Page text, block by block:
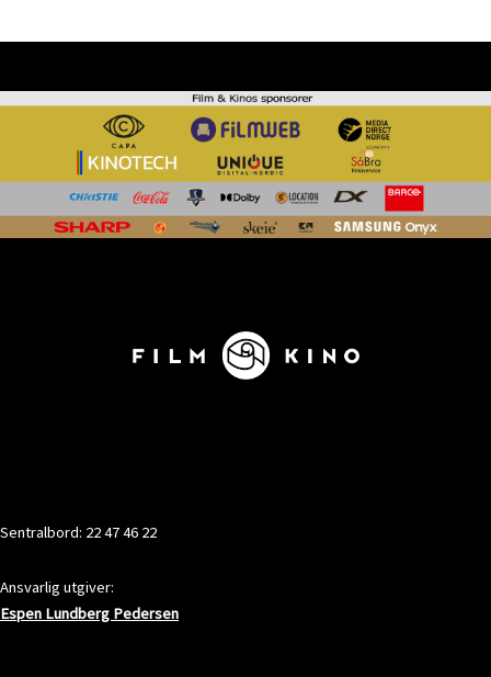
Sentralbord: 22 47 46 22
Ansvarlig utgiver:
Espen Lundberg Pedersen